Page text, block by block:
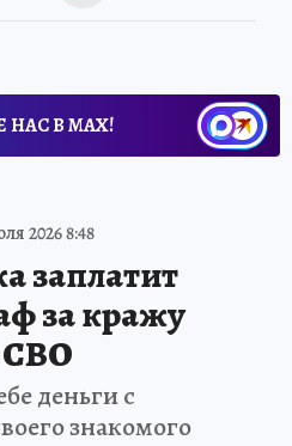
НАС В МАХ!
2026 8:48
заплатит
за кражу
СВО
деньги с
знакомого